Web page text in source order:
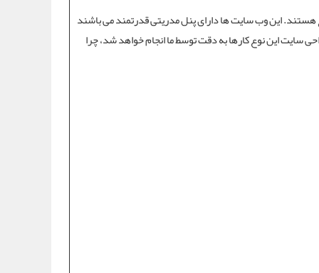
این وب سایت ها دارای پنل مدریتی قدرتمند می باشند
سایتاین نوع کارها به دقت توسط ما انجام خواهد شد، چرا